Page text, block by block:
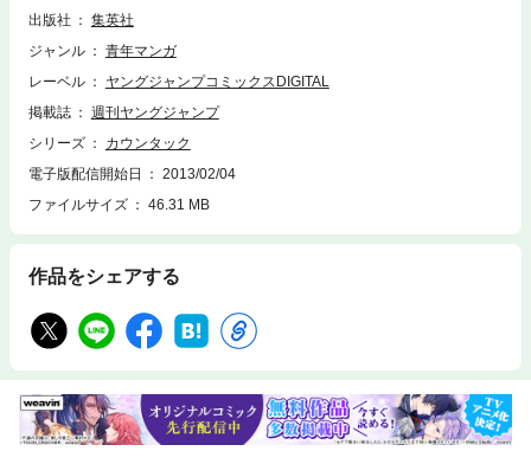
出版社
集英社
ジャンル
青年マンガ
レーベル
ヤングジャンプコミックスDIGITAL
掲載誌
週刊ヤングジャンプ
シリーズ
カウンタック
電子版配信開始日
2013/02/04
ファイルサイズ
46.31 MB
作品をシェアする